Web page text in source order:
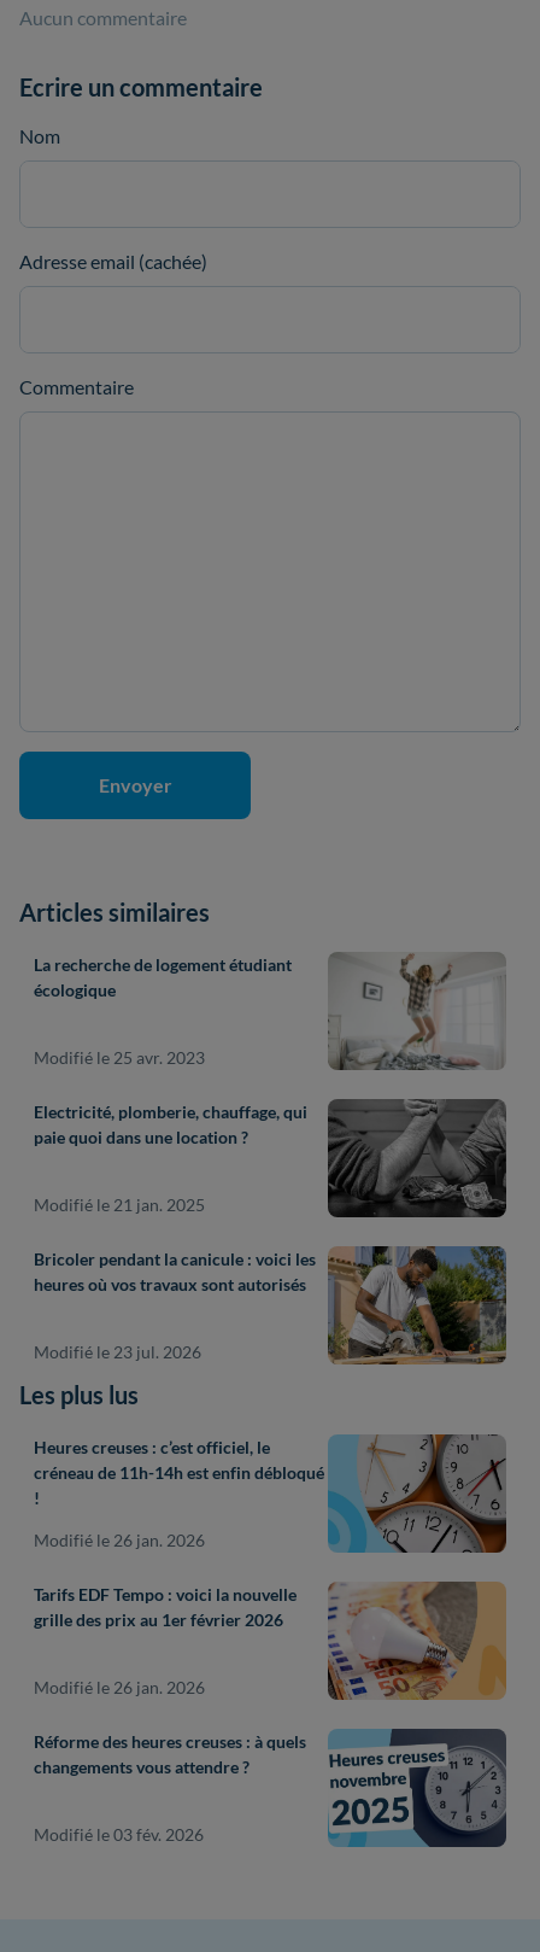
Aucun commentaire
Ecrire un commentaire
Nom
Adresse email (cachée)
Commentaire
Articles similaires
La recherche de logement étudiant
écologique
Modifié le 25 avr. 2023
Electricité, plomberie, chauffage, qui
paie quoi dans une location ?
Modifié le 21 jan. 2025
Bricoler pendant la canicule : voici les
heures où vos travaux sont autorisés
Modifié le 23 jul. 2026
Les plus lus
Heures creuses : c’est officiel, le
créneau de 11h-14h est enfin débloqué
!
Modifié le 26 jan. 2026
Tarifs EDF Tempo : voici la nouvelle
grille des prix au 1er février 2026
Modifié le 26 jan. 2026
Réforme des heures creuses : à quels
changements vous attendre ?
Modifié le 03 fév. 2026